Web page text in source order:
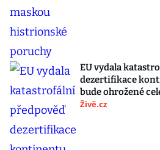
EU vydala
dezertifikace
bude ohrožené
Živě.cz